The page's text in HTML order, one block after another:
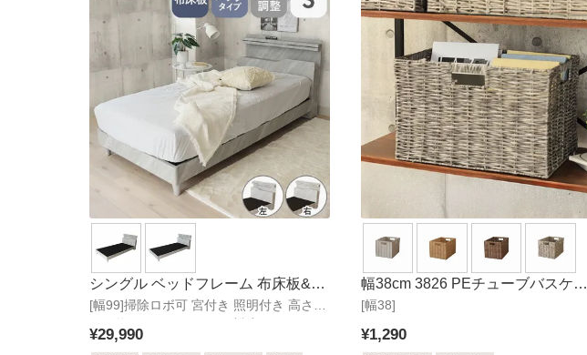
[幅99]掃除ロボ可 宮付き 照明付き 高さ調
シングル ベッドフレーム 布床板&レ
ッグ セラム2
¥29,990
[幅38]
幅38cm 3826 PEチューブバスケッ
ト1個単品
¥1,290